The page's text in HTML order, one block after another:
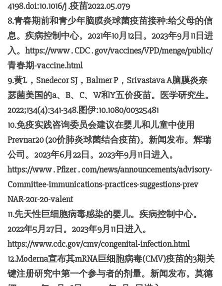
4198.doi:10.1016/j .疫苗2022.05.079
8.青春期前和青少年脑膜炎球菌疫苗接种:给父母的信
息。疾病控制中心。2021年10月12日。2023年9月11日进
入。https://www . CDC . gov/vaccines/VPD/menge/public/
青春期-vaccine.html
9.黄L，Snedecor SJ，Balmer P，Srivastava A脑膜炎奈
瑟菌美国的a、B、C、W和Y五价疫苗。医学研究生。
2022;134(4):341-348.图伊:10.1080/00325481
10.免疫实践咨询委员会建议在婴儿和儿童中使用
Prevnar20 (20价肺炎球菌结合疫苗)。新闻发布。辉瑞
公司。2023年6月22日。2023年9月11日进入。
https://www . Pfizer . com/news/announcements/advisory-
Committee-immunications-practices-suggestions-prev
NAR-20r-20-valent
11.先天性巨细胞病毒感染的婴儿。疾病控制中心。
2022年5月27日。2023年9月11日进入。
https://www.cdc.gov/cmv/congenital-infection.html
12.Moderna宣布其mRNA巨细胞病毒(CMV)疫苗的3期关
键注册研究中第一个参与者的剂量。新闻发布。莫德